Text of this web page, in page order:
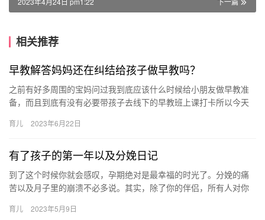
相关推荐
早教解答妈妈还在纠结给孩子做早教吗？
之前有好多周围的宝妈问过我到底应该什么时候给小朋友做早教准
备，而且到底有没有必要带孩子去线下的早教班上课打卡所以今天
我到…
育儿 2023年6月22日
有了孩子的第一年以及分娩日记
到了这个时候你就会感叹，孕期绝对是最幸福的时光了。分娩的痛
苦以及月子里的崩溃不必多说。其实，除了你的伴侣，所有人对你
孕期…
育儿 2023年5月9日